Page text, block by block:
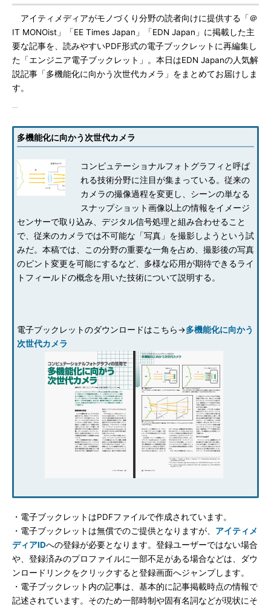
アイティメディアがモノづくり分野の読者向けに提供する「＠
IT MONOist」「EE Times Japan」「EDN Japan」に掲載した主
要な記事を、読みやすいPDF形式の電子ブックレットに再編集し
た「エンジニア電子ブックレット」。本日はEDN Japanの人気解
説記事「多機能化に向かう次世代カメラ」をまとめてお届けしま
す。
多機能化に向かう次世代カメラ
コンピュテーショナルフォトグラフィと呼ば
れる技術分野に注目が集まっている。従来の
カメラの撮像過程を変更し、シーンの単なる
スナップショット画像以上の情報をイメージ
センサーで取り込み、デジタル信号処理と組み合わせること
で、従来のカメラでは不可能な「写真」を撮影しようという試
みだ。本稿では、この分野の重要な一角を占め、撮影後の写真
のピント変更を可能にするなど、多様な応用が期待できるライ
トフィールドの概念を用いた技術について説明する。
電子ブックレットのダウンロードはこちら→多機能化に向かう
次世代カメラ
・電子ブックレットはPDFファイルで作成されています。
・電子ブックレットは無償でのご提供となりますが、 アイティメ
ディアIDへの登録が必要となります。登録ユーザーではない場合
や、登録済みのプロファイルに一部不足がある場合などは、ダウ
ンロードリンクをクリックすると登録画面へジャンプします。
・電子ブックレット内の記事は、基本的に記事掲載時点の情報で
記述されています。そのため一部時制や固有名詞などが現状にそ